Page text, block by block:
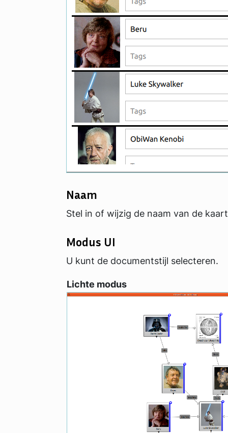
Naam
Stel in of wijzig de naam van de
Modus UI
U kunt de documentstijl selecteren.
Lichte modus